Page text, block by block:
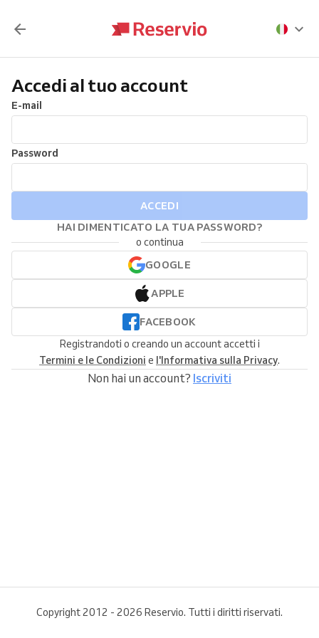
Accedi al tuo account
E-mail
Password
ACCEDI
HAI DIMENTICATO LA TUA PASSWORD?
o continua
GOOGLE
APPLE
FACEBOOK
Registrandoti o creando un account accetti i
Termini e le Condizioni e l'Informativa sulla Privacy.
Non hai un account? Iscriviti
Copyright 2012 - 2026 Reservio. Tutti i diritti riservati.